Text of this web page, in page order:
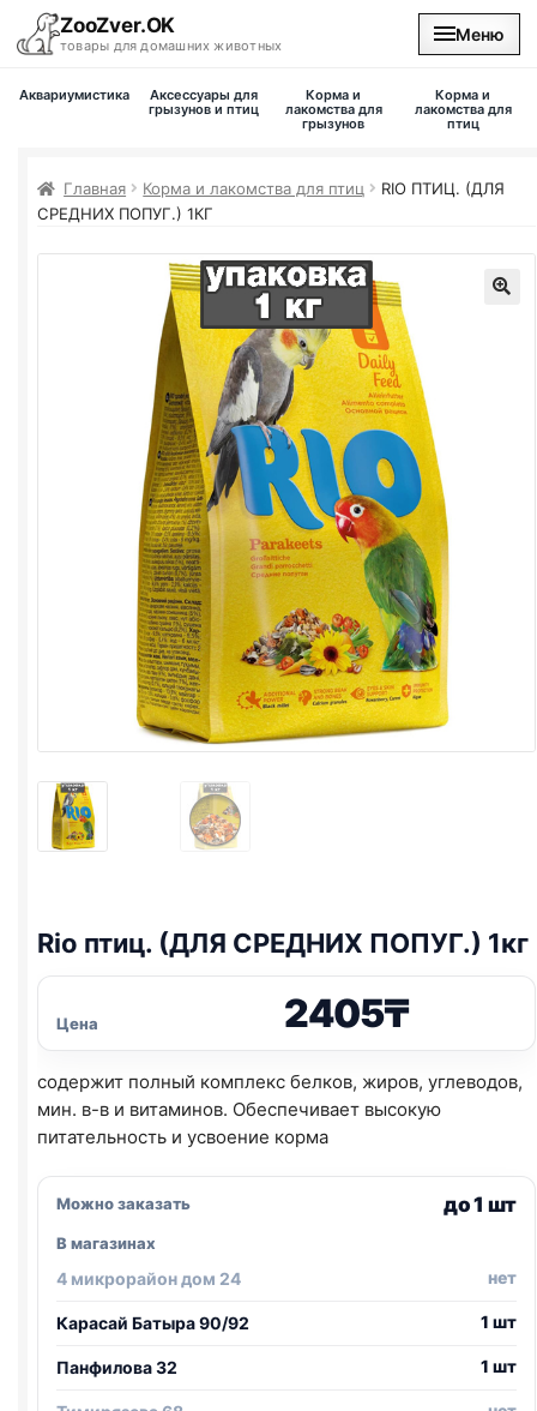
ZooZver.OK
товары для домашних животных
Меню
На главную
Аквариумистика
Аксессуары для
грызунов и птиц
Корма и
лакомства для
грызунов
Корма и
лакомства для
птиц
Главная Корма и лакомства для птиц RIO ПТИЦ. (ДЛЯ
СРЕДНИХ ПОПУГ.) 1КГ
Rio птиц. (ДЛЯ СРЕДНИХ ПОПУГ.) 1кг
Цена 2405₸
содержит полный комплекс белков, жиров, углеводов,
мин. в-в и витаминов. Обеспечивает высокую
питательность и усвоение корма
Можно заказать до 1 шт
В магазинах
4 микрорайон дом 24 нет
Карасай Батыра 90/92 1 шт
Панфилова 32 1 шт